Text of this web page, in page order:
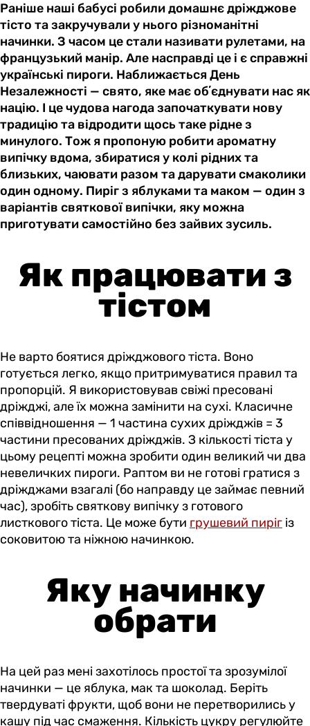
Раніше наші бабусі робили домашнє дріжджове
тісто та закручували у нього різноманітні
начинки. З часом це стали називати рулетами, на
французький манір. Але насправді це і є справжні
українські пироги. Наближається День
Незалежності — свято, яке має обʼєднувати нас як
націю. І це чудова нагода започаткувати нову
традицію та відродити щось таке рідне з
минулого. Тож я пропоную робити ароматну
випічку вдома, збиратися у колі рідних та
близьких, чаювати разом та дарувати смаколики
один одному. Пиріг з яблуками та маком — один з
варіантів святкової випічки, яку можна
приготувати самостійно без зайвих зусиль.
Як працювати з
тістом
Не варто боятися дріжджового тіста. Воно
готується легко, якщо притримуватися правил та
пропорцій. Я використовував свіжі пресовані
дріжджі, але їх можна замінити на сухі. Класичне
співвідношення — 1 частина сухих дріжджів = 3
частини пресованих дріжджів. З кількості тіста у
цьому рецепті можна зробити один великий чи два
невеличких пироги. Раптом ви не готові гратися з
дріжджами взагалі (бо направду це займає певний
час), зробіть святкову випічку з готового
листкового тіста. Це може бути грушевий пиріг із
соковитою та ніжною начинкою.
Яку начинку
обрати
На цей раз мені захотілось простої та зрозумілої
начинки — це яблука, мак та шоколад. Беріть
твердуваті фрукти, щоб вони не перетворились у
кашу під час смаження. Кількість цукру регулюйте